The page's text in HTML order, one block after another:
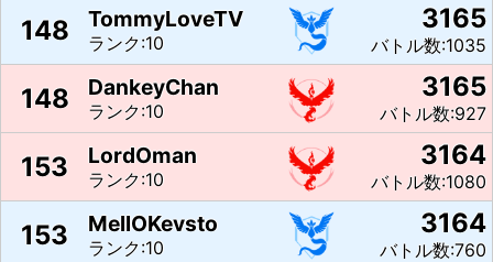
148 TommyLoveTV
ランク:10
3165
バトル数:1035
148 DankeyChan
ランク:10
3165
バトル数:927
153 LordOman
ランク:10
3164
バトル数:1080
153 MellOKevsto
ランク:10
3164
バトル数:760